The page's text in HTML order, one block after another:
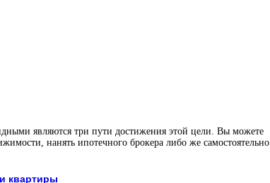
являются три пути достижения этой цели. Вы можете
нанять ипотечного брокера либо же самостоятельно
квартиры